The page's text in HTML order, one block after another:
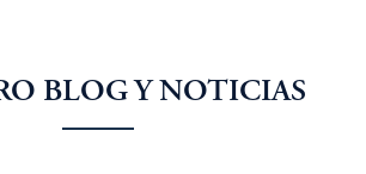
BLOG Y NOTICIAS